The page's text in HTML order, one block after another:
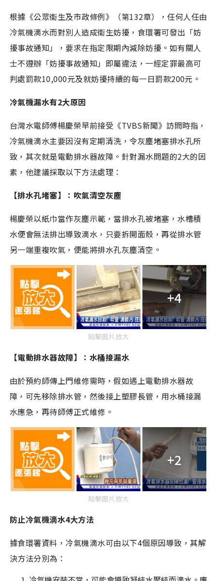
根據《公眾衞生及市政條例》（第132章），任何人任由
冷氣機滴水而對別人造成衞生妨擾，食環署可發出「妨
擾事故通知」，要求在指定限期內減除妨擾。如有關人
士不遵辦「妨擾事故通知」即屬違法，一經定罪最高可
判處罰款10,000元及就妨擾持續的每一日罰款200元。
冷氣機漏水有2大原因
台灣水電師傅楊慶榮早前接受《TVBS新聞》訪問時指，
冷氣機滴水主要因沒有定期清洗，令灰塵堵塞排水孔所
致，其次就是電動排水器故障。針對漏水問題的2大的因
素，他建議採取以下方法處理：
【排水孔堵塞】：吹氣清空灰塵
楊慶榮以紙巾當作灰塵示範，當排水孔被堵塞，水槽積
水便會無法排出導致滴水，只要拆開面殼，再從排水管
另一端重複吹氣，便能將排水孔灰塵清空。
+4
點擊圖片放大
【電動排水器故障】：水桶接漏水
由於預約師傳上門維修需時，假如遇上電動排水器故
障，可先移除排水管，然後接上塑膠長管，用水桶接漏
水應急，再待師傅正式維修。
+2
點擊圖片放大
防止冷氣機滴水4大方法
據食環署資料，冷氣機滴水可由以下4個原因導致，其解
決方法分別為：